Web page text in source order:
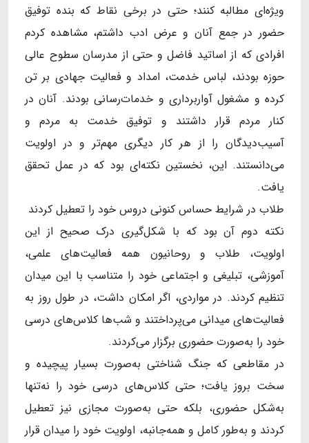
ویژه‌ای مطالبه کنند؛ حتی در برخی نقاط که بنده توفیق
حضور در جمع آنان و عرض ادب داشتم، مشاهده کردم
افرادی که از اساتید فاضل و حتی از مدرسان سطوح عالی
حوزه بودند، لباس خدمت، امداد و فعالیت جهادی بر تن
کرده و مشغول آواربرداری و خدمات‌رسانی بودند. آنان در
کنار مردم قرار داشتند و توفیق خدمت به مردم و
آسیب‌دیدگان را از هر کار دیگری مهم‌تر و در اولویت
می‌دانستند. این، نخستین نکته‌ای بود که در عمل تحقق
یافت.
طلاب در شرایط حساس کنونی دروس خود را تعطیل کردند
نکته دوم آن بود که با شکل‌گیری درک صحیح از این
اولویت، طلاب و روحانیون همه فعالیت‌های علمی،
آموزشی، تبلیغی و اجتماعی خود را متناسب با این میدان
تنظیم کردند. در مواردی، اگر امکان داشت، در طول روز به
فعالیت‌های میدانی می‌پرداختند و شب‌ها کلاس‌های درسی
خود را به‌صورت حضوری برگزار می‌کردند.
در مقاطعی که جنگ شناختی به‌صورت بسیار پیچیده و
سخت بروز یافت؛ حتی کلاس‌های درسی خود را نه‌تنها
به‌شکل حضوری، بلکه حتی به‌صورت مجازی نیز تعطیل
کردند و به‌طور کامل و همه‌جانبه، اولویت خود را میدان قرار